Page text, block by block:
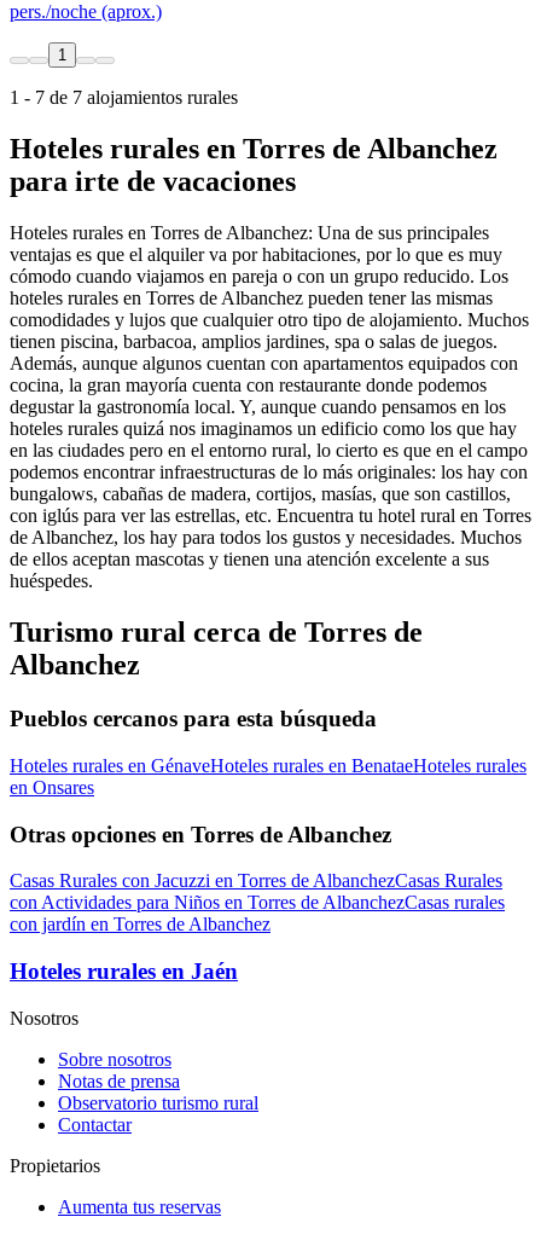
pers./noche (aprox.)
1
1 - 7 de 7 alojamientos rurales
Hoteles rurales en Torres de Albanchez
para irte de vacaciones
Hoteles rurales en Torres de Albanchez: Una de sus principales
ventajas es que el alquiler va por habitaciones, por lo que es muy
cómodo cuando viajamos en pareja o con un grupo reducido. Los
hoteles rurales en Torres de Albanchez pueden tener las mismas
comodidades y lujos que cualquier otro tipo de alojamiento. Muchos
tienen piscina, barbacoa, amplios jardines, spa o salas de juegos.
Además, aunque algunos cuentan con apartamentos equipados con
cocina, la gran mayoría cuenta con restaurante donde podemos
degustar la gastronomía local. Y, aunque cuando pensamos en los
hoteles rurales quizá nos imaginamos un edificio como los que hay
en las ciudades pero en el entorno rural, lo cierto es que en el campo
podemos encontrar infraestructuras de lo más originales: los hay con
bungalows, cabañas de madera, cortijos, masías, que son castillos,
con iglús para ver las estrellas, etc. Encuentra tu hotel rural en Torres
de Albanchez, los hay para todos los gustos y necesidades. Muchos
de ellos aceptan mascotas y tienen una atención excelente a sus
huéspedes.
Turismo rural cerca de Torres de
Albanchez
Pueblos cercanos para esta búsqueda
Hoteles rurales en GénaveHoteles rurales en BenataeHoteles rurales
en Onsares
Otras opciones en Torres de Albanchez
Casas Rurales con Jacuzzi en Torres de AlbanchezCasas Rurales
con Actividades para Niños en Torres de AlbanchezCasas rurales
con jardín en Torres de Albanchez
Hoteles rurales en Jaén
Nosotros
Sobre nosotros
Notas de prensa
Observatorio turismo rural
Contactar
Propietarios
Aumenta tus reservas